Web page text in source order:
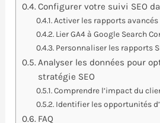
Configurer votre suivi SEO
Activer les rapports avancés
Lier GA4 à Google Search
Personnaliser les rapports
Analyser les données pour
stratégie SEO
Comprendre l’impact du
Identifier les opportunités
FAQ